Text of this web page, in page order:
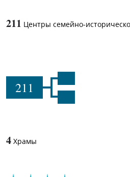
211 Центры семейно-
211
4 Храмы